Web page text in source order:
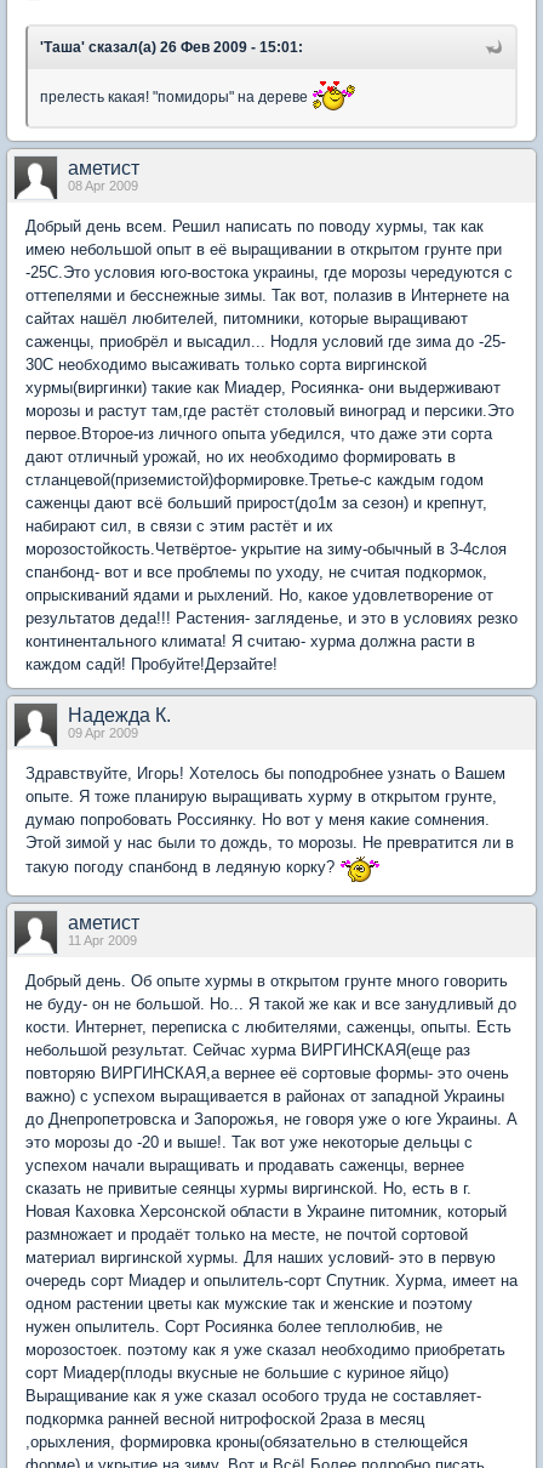
'Таша' сказал(а) 26 Фев 2009 - 15:01:
прелесть какая! "помидоры" на дереве
аметист
08 Apr 2009
Добрый день всем. Решил написать по поводу хурмы, так как
имею небольшой опыт в её выращивании в открытом грунте при
-25С.Это условия юго-востока украины, где морозы чередуются с
оттепелями и бесснежные зимы. Так вот, полазив в Интернете на
сайтах нашёл любителей, питомники, которые выращивают
саженцы, приобрёл и высадил... Нодля условий где зима до -25-
30С необходимо высаживать только сорта виргинской
хурмы(виргинки) такие как Миадер, Росиянка- они выдерживают
морозы и растут там,где растёт столовый виноград и персики.Это
первое.Второе-из личного опыта убедился, что даже эти сорта
дают отличный урожай, но их необходимо формировать в
стланцевой(приземистой)формировке.Третье-с каждым годом
саженцы дают всё больший прирост(до1м за сезон) и крепнут,
набирают сил, в связи с этим растёт и их
морозостойкость.Четвёртое- укрытие на зиму-обычный в 3-4слоя
спанбонд- вот и все проблемы по уходу, не считая подкормок,
опрыскиваний ядами и рыхлений. Но, какое удовлетворение от
результатов деда!!! Растения- загляденье, и это в условиях резко
континентального климата! Я считаю- хурма должна расти в
каждом садй! Пробуйте!Дерзайте!
Надежда К.
09 Apr 2009
Здравствуйте, Игорь! Хотелось бы поподробнее узнать о Вашем
опыте. Я тоже планирую выращивать хурму в открытом грунте,
думаю попробовать Россиянку. Но вот у меня какие сомнения.
Этой зимой у нас были то дождь, то морозы. Не превратится ли в
такую погоду спанбонд в ледяную корку?
аметист
11 Apr 2009
Добрый день. Об опыте хурмы в открытом грунте много говорить
не буду- он не большой. Но... Я такой же как и все занудливый до
кости. Интернет, переписка с любителями, саженцы, опыты. Есть
небольшой результат. Сейчас хурма ВИРГИНСКАЯ(еще раз
повторяю ВИРГИНСКАЯ,а вернее её сортовые формы- это очень
важно) с успехом выращивается в районах от западной Украины
до Днепропетровска и Запорожья, не говоря уже о юге Украины. А
это морозы до -20 и выше!. Так вот уже некоторые дельцы с
успехом начали выращивать и продавать саженцы, вернее
сказать не привитые сеянцы хурмы виргинской. Но, есть в г.
Новая Каховка Херсонской области в Украине питомник, который
размножает и продаёт только на месте, не почтой сортовой
материал виргинской хурмы. Для наших условий- это в первую
очередь сорт Миадер и опылитель-сорт Спутник. Хурма, имеет на
одном растении цветы как мужские так и женские и поэтому
нужен опылитель. Сорт Росиянка более теплолюбив, не
морозостоек. поэтому как я уже сказал необходимо приобретать
сорт Миадер(плоды вкусные не большие с куриное яйцо)
Выращивание как я уже сказал особого труда не составляет-
подкормка ранней весной нитрофоской 2раза в месяц
,орыхления, формировка кроны(обязательно в стелющейся